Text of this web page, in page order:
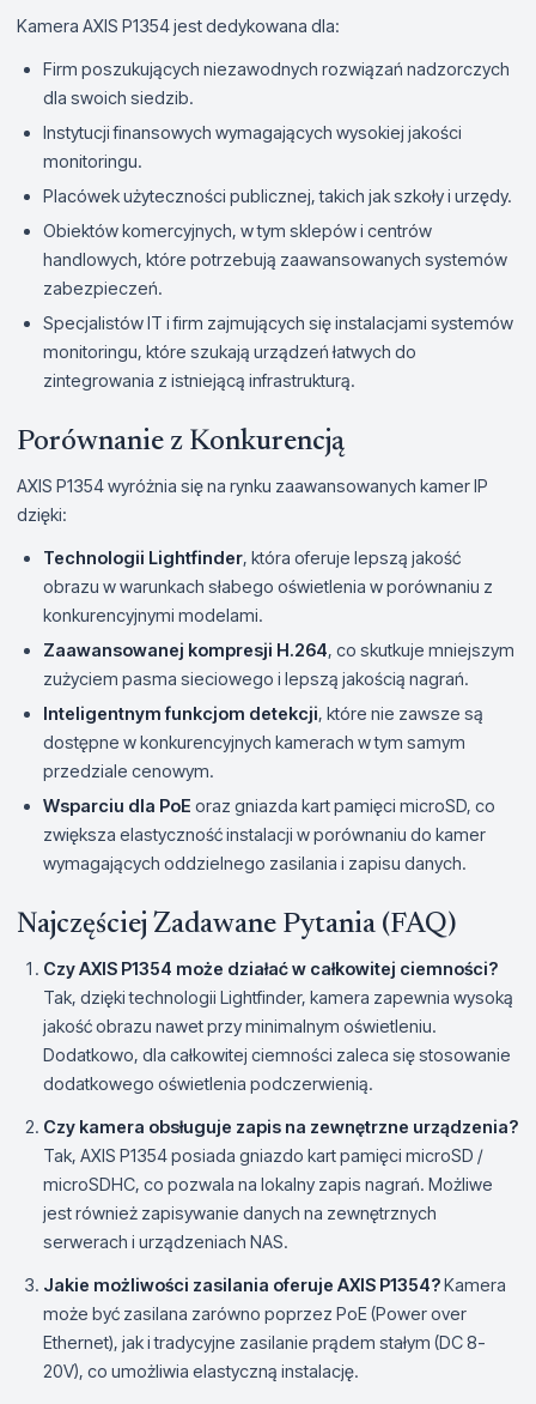
Kamera AXIS P1354 jest dedykowana dla:
Firm poszukujących niezawodnych rozwiązań nadzorczych
dla swoich siedzib.
Instytucji finansowych wymagających wysokiej jakości
monitoringu.
Placówek użyteczności publicznej, takich jak szkoły i urzędy.
Obiektów komercyjnych, w tym sklepów i centrów
handlowych, które potrzebują zaawansowanych systemów
zabezpieczeń.
Specjalistów IT i firm zajmujących się instalacjami systemów
monitoringu, które szukają urządzeń łatwych do
zintegrowania z istniejącą infrastrukturą.
Porównanie z Konkurencją
AXIS P1354 wyróżnia się na rynku zaawansowanych kamer IP
dzięki:
Technologii Lightfinder, która oferuje lepszą jakość
obrazu w warunkach słabego oświetlenia w porównaniu z
konkurencyjnymi modelami.
Zaawansowanej kompresji H.264, co skutkuje mniejszym
zużyciem pasma sieciowego i lepszą jakością nagrań.
Inteligentnym funkcjom detekcji, które nie zawsze są
dostępne w konkurencyjnych kamerach w tym samym
przedziale cenowym.
Wsparciu dla PoE oraz gniazda kart pamięci microSD, co
zwiększa elastyczność instalacji w porównaniu do kamer
wymagających oddzielnego zasilania i zapisu danych.
Najczęściej Zadawane Pytania (FAQ)
Czy AXIS P1354 może działać w całkowitej ciemności?
Tak, dzięki technologii Lightfinder, kamera zapewnia wysoką
jakość obrazu nawet przy minimalnym oświetleniu.
Dodatkowo, dla całkowitej ciemności zaleca się stosowanie
dodatkowego oświetlenia podczerwienią.
Czy kamera obsługuje zapis na zewnętrzne urządzenia?
Tak, AXIS P1354 posiada gniazdo kart pamięci microSD /
microSDHC, co pozwala na lokalny zapis nagrań. Możliwe
jest również zapisywanie danych na zewnętrznych
serwerach i urządzeniach NAS.
Jakie możliwości zasilania oferuje AXIS P1354?Kamera
może być zasilana zarówno poprzez PoE (Power over
Ethernet), jak i tradycyjne zasilanie prądem stałym (DC 8-
20V), co umożliwia elastyczną instalację.